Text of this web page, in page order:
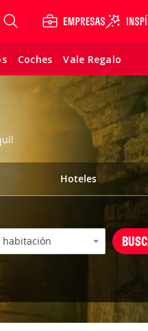
Coches Vale Regalo
Hoteles